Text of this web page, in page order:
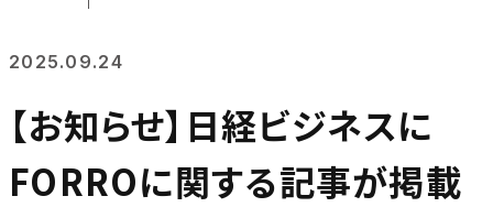
2025.09.24
【お知らせ】日経ビジネスに
FORROに関する記事が掲載